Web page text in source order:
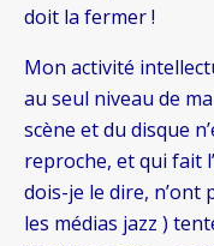
doit la fermer !
Mon activité
au seul niveau de
scène et du disque
reproche, et qui fait
dois-je le dire, n’ont
les médias jazz )